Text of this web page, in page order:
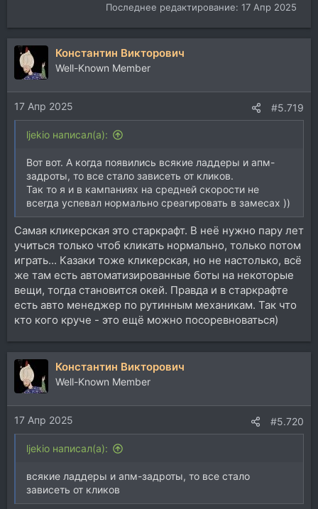
Последнее редактирование: 17 Апр 2025
Константин Викторович
Well-Known Member
17 Апр 2025 #5.719
ljekio написал(а):
Вот вот. А когда появились всякие ладдеры и апм-
задроты, то все стало зависеть от кликов.
Так то я и в кампаниях на средней скорости не
всегда успевал нормально среагировать в замесах ))
Самая кликерская это старкрафт. В неё нужно пару лет
учиться только чтоб кликать нормально, только потом
играть... Казаки тоже кликерская, но не настолько, всё
же там есть автоматизированные боты на некоторые
вещи, тогда становится окей. Правда и в старкрафте
есть авто менеджер по рутинным механикам. Так что
кто кого круче - это ещё можно посоревноваться)
Константин Викторович
Well-Known Member
17 Апр 2025 #5.720
ljekio написал(а):
всякие ладдеры и апм-задроты, то все стало
зависеть от кликов